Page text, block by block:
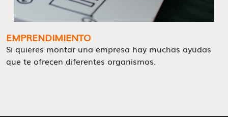
EMPRENDIMIENTO
Si quieres montar una empresa hay muchas ayudas
que te ofrecen diferentes organismos.